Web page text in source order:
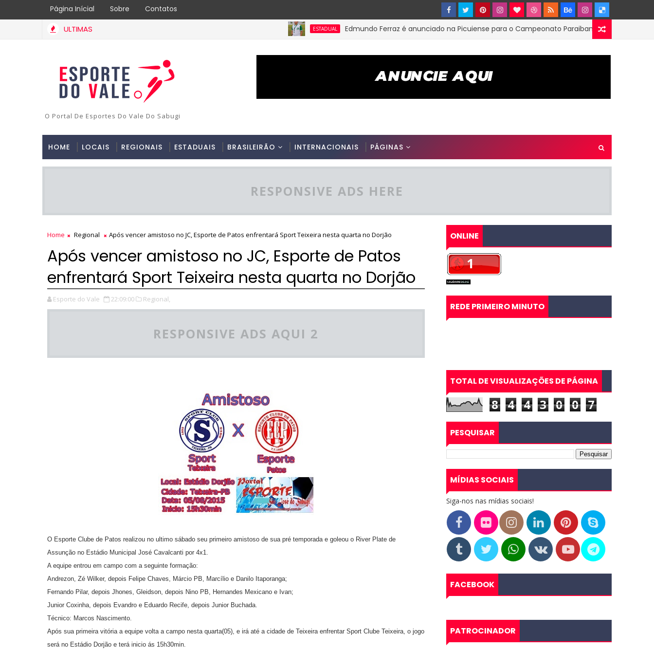
Página Inícial Sobre Contatos
ULTIMAS ESTADUAL Edmundo Ferraz é anunciado na Picuiense para o Campeonato Paraibano 2ª Divisão
O Portal De Esportes Do Vale Do Sabugi
HOME LOCAIS REGIONAIS ESTADUAIS BRASILEIRÃO INTERNACIONAIS PÁGINAS
RESPONSIVE ADS HERE
Home Regional Após vencer amistoso no JC, Esporte de Patos enfrentará Sport Teixeira nesta quarta no Dorjão
Após vencer amistoso no JC, Esporte de Patos
enfrentará Sport Teixeira nesta quarta no Dorjão
Esporte do Vale 22:09:00 Regional,
RESPONSIVE ADS AQUI 2
O Esporte Clube de Patos realizou no ultimo sábado seu primeiro amistoso de sua pré temporada e goleou o River Plate de
Assunção no Estádio Municipal José Cavalcanti por 4x1.
A equipe entrou em campo com a seguinte formação:
Andrezon, Zé Wilker, depois Felipe Chaves, Márcio PB, Marcílio e Danilo Itaporanga;
Fernando Pilar, depois Jhones, Gleidson, depois Nino PB, Hernandes Mexicano e Ivan;
Junior Coxinha, depois Evandro e Eduardo Recife, depois Junior Buchada.
Técnico: Marcos Nascimento.
Após sua primeira vitória a equipe volta a campo nesta quarta(05), e irá até a cidade de Teixeira enfrentar Sport Clube Teixeira, o jogo
será no Estádio Dorjão e terá inicio ás 15h30min.
ONLINE
REDE PRIMEIRO MINUTO
TOTAL DE VISUALIZAÇÕES DE PÁGINA
8 4 4 3 0 0 7
PESQUISAR
MÍDIAS SOCIAIS
Siga-nos nas mídias sociais!
FACEBOOK
PATROCINADOR